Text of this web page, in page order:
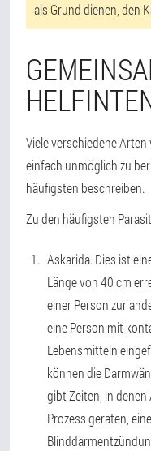
als Grund dienen, den
Viele verschiedene
einfach unmöglich zu
häufigsten beschreiben.
Zu den häufigsten
Askarida. Dies ist
Länge von 40 cm
einer Person zur
eine Person mit
Lebensmitteln
können die
gibt Zeiten, in denen
Prozess geraten,